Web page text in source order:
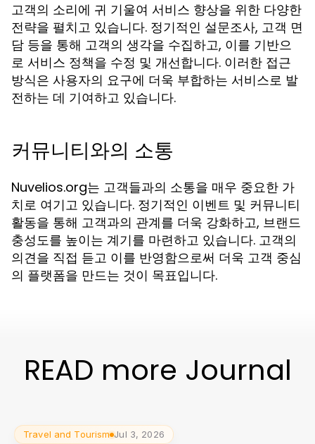
고객의 소리에 귀 기울여 서비스 향상을 위한 다양한
전략을 펼치고 있습니다. 정기적인 설문조사, 고객 면
담 등을 통해 고객의 생각을 수집하고, 이를 기반으
로 서비스 정책을 수정 및 개선합니다. 이러한 접근
방식은 사용자의 요구에 더욱 부합하는 서비스로 발
전하는 데 기여하고 있습니다.
커뮤니티와의 소통
Nuvelios.org는 고객들과의 소통을 매우 중요한 가
치로 여기고 있습니다. 정기적인 이벤트 및 커뮤니티
활동을 통해 고객과의 관계를 더욱 강화하고, 브랜드
충성도를 높이는 계기를 마련하고 있습니다. 고객의
의견을 직접 듣고 이를 반영함으로써 더욱 고객 중심
의 플랫폼을 만드는 것이 목표입니다.
READ more Journal
Travel and Tourism Jul 3, 2026